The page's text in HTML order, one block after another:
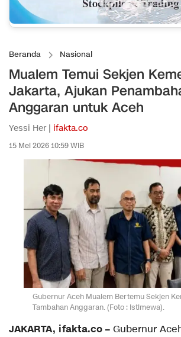
Beranda Nasional
Mualem Temui Sekjen
Jakarta, Ajukan
Anggaran untuk Aceh
Yessi Her | ifakta.co
15 Mei 2026 10:59 WIB
Gubernur Aceh Mualem Bertemu Sekjen
Tambahan Anggaran. (Foto : Istimewa).
JAKARTA, ifakta.co – Gubernur